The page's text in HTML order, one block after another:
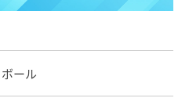
ール